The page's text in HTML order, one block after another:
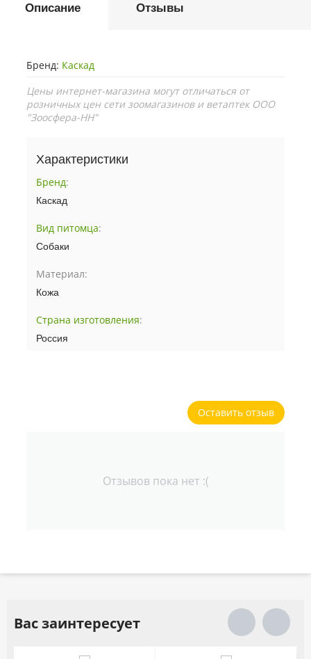
Описание Отзывы
Бренд: Каскад
Цены интернет-магазина могут отличаться от
розничных цен сети зоомагазинов и ветаптек ООО
"Зоосфера-НН"
Характеристики
Бренд:
Каскад
Вид питомца:
Собаки
Материал:
Кожа
Страна изготовления:
Россия
Оставить отзыв
Отзывов пока нет :(
Вас заинтересует